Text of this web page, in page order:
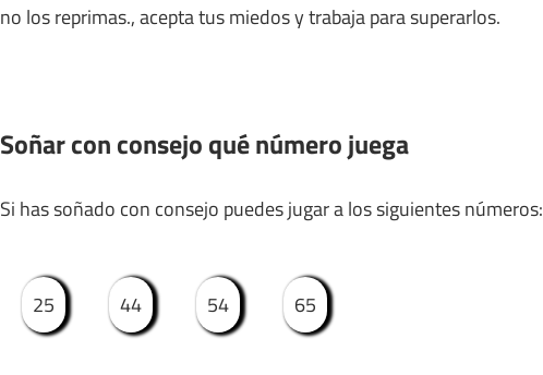
no los reprimas., acepta tus miedos y trabaja para superarlos.
Soñar con consejo qué número juega
Si has soñado con consejo puedes jugar a los siguientes números:
25 44 54 65